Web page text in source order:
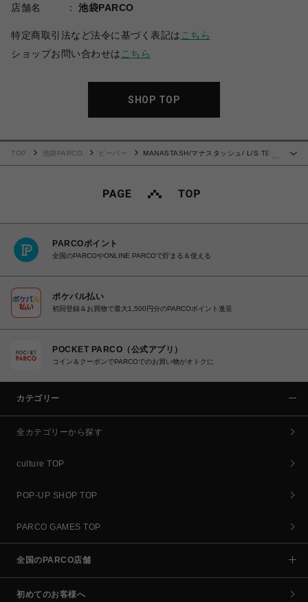
店舗名
池袋PARCO
特定商取引法など法令に基づく表記は こちら
ショップお問い合わせは こちら
SHOP TOP
TOP 池袋PARCO ビーバー
MANASTASH/マナスタッシュ/ L/S TEE
PARCOポイント
全国のPARCOやONLINE PARCOで貯まる＆使える
ポケパル払い
初回登録＆お買物で最大1,500円分のPARCOポイント進呈
POCKET PARCO（公式アプリ）
コイン＆クーポンでPARCOでのお買い物がオトクに
カテゴリー
全カテゴリーから探す
culture TOP
POP-UP SHOP TOP
PARCO GAMES TOP
全国のPARCO店舗
初めてのお客様へ